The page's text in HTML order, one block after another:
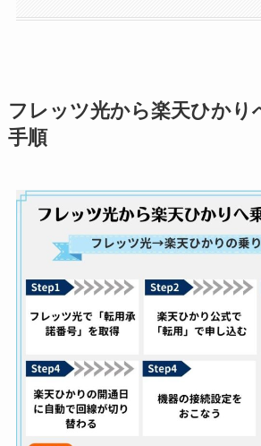
フレッツ光から楽天ひかり
手順